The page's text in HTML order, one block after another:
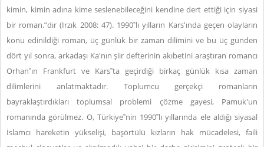
kimin, kimin adına kime seslenebileceğini kendine dert ettiği için siyasi
bir roman.”dır (Irzık 2008: 47). 1990‟lı yılların Kars'ında geçen olayların
konu edinildiği roman, üç günlük bir zaman dilimini ve bu üç günden
dört yıl sonra, arkadaşı Ka'nın şiir defterinin akıbetini araştıran romancı
Orhan‟ın Frankfurt ve Kars‟ta geçirdiği birkaç günlük kısa zaman
dilimlerini anlatmaktadır. Toplumcu gerçekçi romanların
bayraklaştırdıkları toplumsal problemi çözme gayesi, Pamuk'un
romanında görülmez. O, Türkiye‟nin 1990‟lı yıllarında ele aldığı siyasal
İslamcı hareketin yükselişi, başörtülü kızların hak mücadelesi, faili